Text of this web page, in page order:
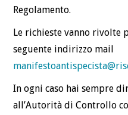
Regolamento.
Le richieste vanno rivolte
seguente indirizzo mail
In ogni caso hai sempre
all’Autorità di Controllo